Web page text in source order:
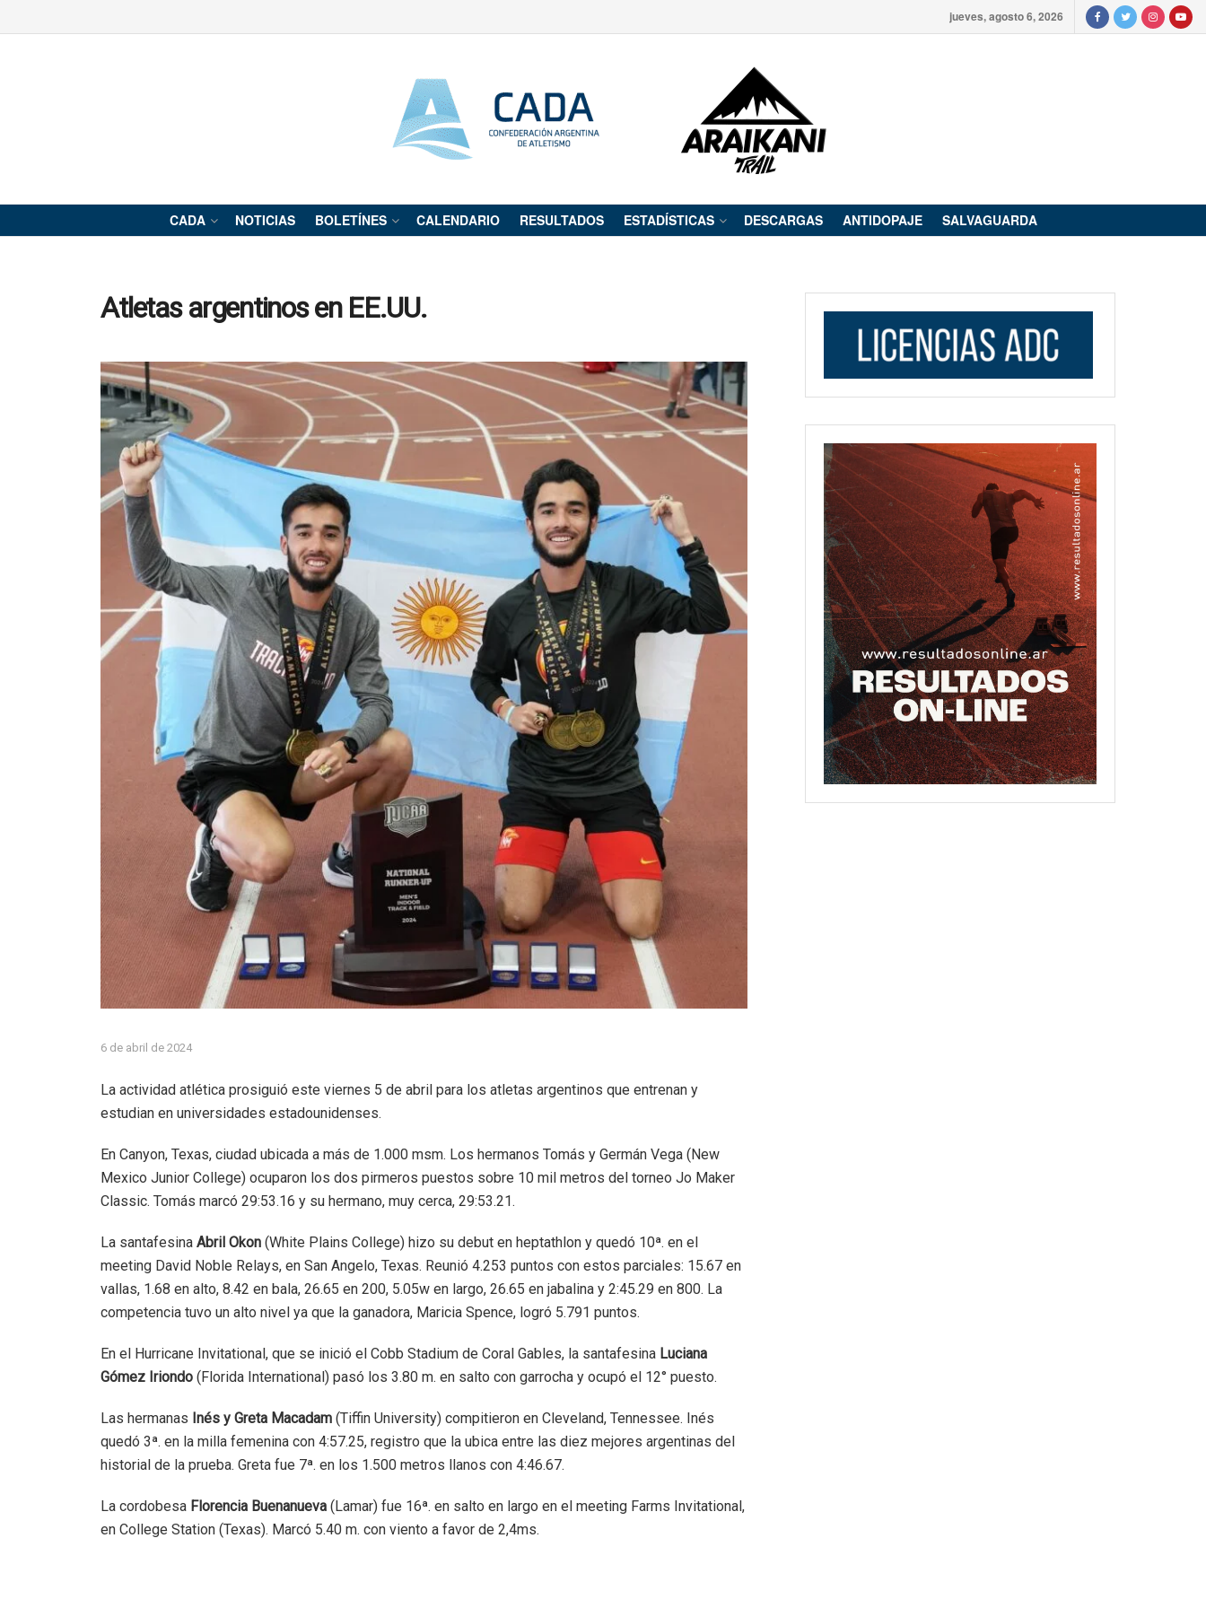
jueves, agosto 6, 2026
CADA NOTICIAS BOLETÍNES CALENDARIO RESULTADOS ESTADÍSTICAS DESCARGAS ANTIDOPAJE SALVAGUARDA
Atletas argentinos en EE.UU.
6 de abril de 2024
La actividad atlética prosiguió este viernes 5 de abril para los atletas argentinos que entrenan y
estudian en universidades estadounidenses.
En Canyon, Texas, ciudad ubicada a más de 1.000 msm. Los hermanos Tomás y Germán Vega (New
Mexico Junior College) ocuparon los dos pirmeros puestos sobre 10 mil metros del torneo Jo Maker
Classic. Tomás marcó 29:53.16 y su hermano, muy cerca, 29:53.21.
La santafesinaAbril Okon (White Plains College) hizo su debut en heptathlon y quedó 10ª. en el
meeting David Noble Relays, en San Angelo, Texas. Reunió 4.253 puntos con estos parciales: 15.67 en
vallas, 1.68 en alto, 8.42 en bala, 26.65 en 200, 5.05w en largo, 26.65 en jabalina y 2:45.29 en 800. La
competencia tuvo un alto nivel ya que la ganadora, Maricia Spence, logró 5.791 puntos.
En el Hurricane Invitational, que se inició el Cobb Stadium de Coral Gables, la santafesina Luciana
Gómez Iriondo(Florida International) pasó los 3.80 m. en salto con garrocha y ocupó el 12° puesto.
Las hermanas Inés y Greta Macadam (Tiffin University) compitieron en Cleveland, Tennessee. Inés
quedó 3ª. en la milla femenina con 4:57.25, registro que la ubica entre las diez mejores argentinas del
historial de la prueba. Greta fue 7ª. en los 1.500 metros llanos con 4:46.67.
La cordobesa Florencia Buenanueva (Lamar) fue 16ª. en salto en largo en el meeting Farms Invitational,
en College Station (Texas). Marcó 5.40 m. con viento a favor de 2,4ms.